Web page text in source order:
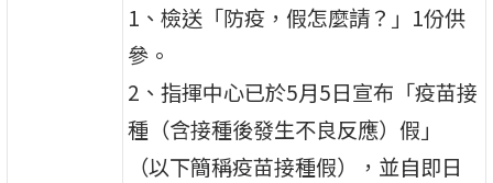
1、檢送「防疫，假怎麼請？」1份供
參。
2、指揮中心已於5月5日宣布「疫苗接
種（含接種後發生不良反應）假」
（以下簡稱疫苗接種假），並自即日